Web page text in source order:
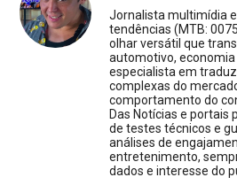
Jornalista multimídia
tendências (MTB:
olhar versátil que
automotivo, economia
especialista em
complexas do
comportamento do
Das Notícias e portais
de testes técnicos e
análises de
entretenimento,
dados e interesse do